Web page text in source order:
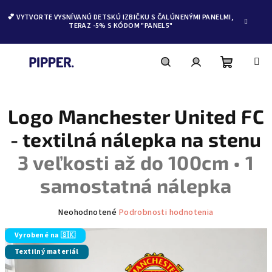
obsah
💕 VYTVORTE VYSNÍVANÚ DETSKÚ IZBIČKU S ČALÚNENÝMI PANELMI,
TERAZ -5% S KÓDOM "PANEL5"
košík
Logo Manchester United FC
- textilná nálepka na stenu
3 veľkosti až do 100cm • 1
samostatná nálepka
produktu
je
0,0
Neohodnotené Podrobnosti hodnotenia
Vyrobené na 🇸🇰
Textilný materiál